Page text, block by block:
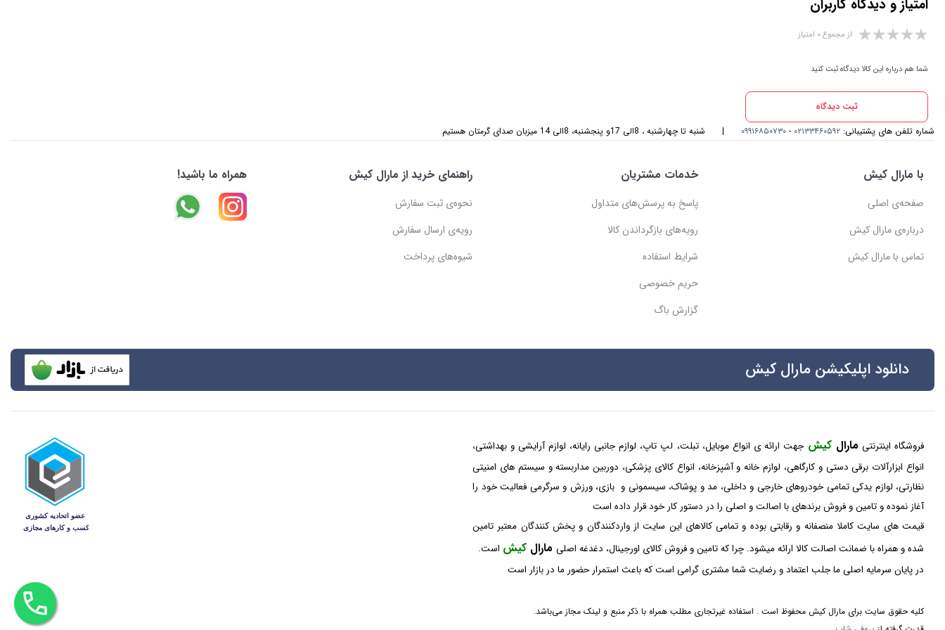
امتیاز و دیدگاه کاربران
از مجموع ۰ امتیاز
شما هم درباره این کالا دیدگاه ثبت کنید
ثبت دیدگاه
شماره تلفن های پشتیبانی: ۰۲۱۳۳۴۶۰۵۹۲ - ۰۹۹۱۶۸۵۰۷۳۰ | شنبه تا چهارشنبه ، 8الی 17و پنجشنبه، 8الی 14 میزبان صدای گرمتان هستیم
با مارال کیش
صفحه‌ی اصلی
درباره‌ی مارال کیش
تماس با مارال کیش
خدمات مشتریان
پاسخ به پرسش‌های متداول
رویه‌های بازگرداندن کالا
شرایط استفاده
حریم خصوصی
گزارش باگ
راهنمای خرید از مارال کیش
نحوه‌ی ثبت سفارش
رویه‌ی ارسال سفارش
شیوه‌های پرداخت
همراه ما باشید!
دانلود اپلیکیشن مارال کیش
فروشگاه اینترنتی مارالکیش جهت ارائه ی انواع موبایل، تبلت، لپ تاپ، لوازم جانبی رایانه، لوازم آرایشی و بهداشتی،
انواع ابزارآلات برقی دستی و کارگاهی، لوازم خانه و آشپزخانه، انواع کالای پزشکی، دوربین مداربسته و سیستم های امنیتی
نظارتی، لوازم یدکی تمامی خودروهای خارجی و داخلی، مد و پوشاک، سیسمونی و بازی، ورزش و سرگرمی فعالیت خود را
آغاز نموده و تامین و فروش برندهای با اصالت و اصلی را در دستور کار خود قرار داده است
قیمت های سایت کاملا منصفانه و رقابتی بوده و تمامی کالاهای این سایت از واردکنندگان و پخش کنندگان معتبر تامین
شده و همراه با ضمانت اصالت کالا ارائه میشود. چرا که تامین و فروش کالای اورجینال، دغدغه اصلی مارال کیش است.
در پایان سرمایه اصلی ما جلب اعتماد و رضایت شما مشتری گرامی است که باعث استمرار حضور ما در بازار است
کلیه حقوق سایت برای مارال کیش محفوظ است . استفاده غیرتجاری مطلب همراه با ذکر منبع و لینک مجاز می‌باشد.